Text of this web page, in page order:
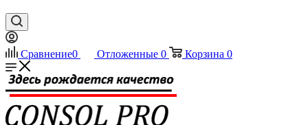
Сравнение0 Отложенные 0 Корзина 0